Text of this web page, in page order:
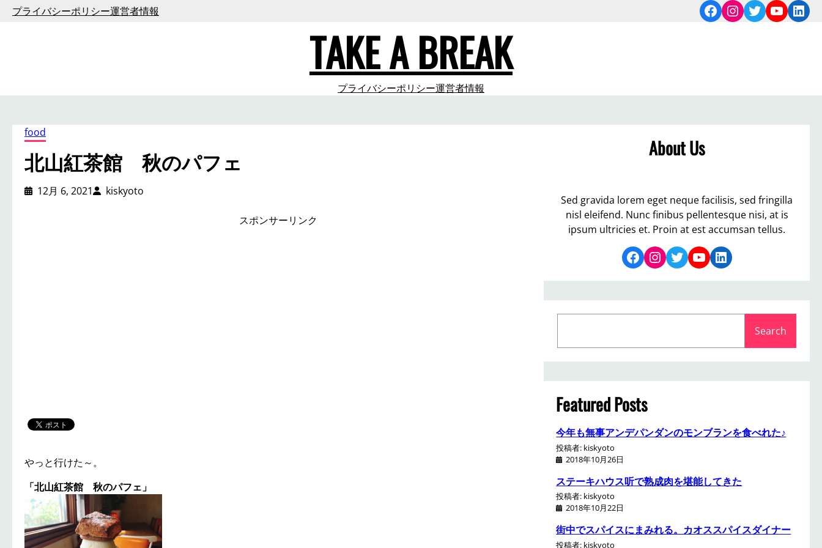
プ
プライバシーポリシー運営者情報 Facebook
Instagram
Twitter
TAKE A BREAK
プライバシーポリシー運営者情報
food
北山紅茶館 秋のパフェ
12月 6, 2021 kiskyoto
スポンサーリンク
やっと行けた～。
「北山紅茶館 秋のパフェ」
About Us
Sed gravida lorem eget neque facilisis, sed fringilla
nisl eleifend. Nunc finibus pellentesque nisi, at is
ipsum ultricies et. Proin at est accumsan tellus.
Facebook Instagram Twitter YouTube LinkedIn
a
r
c
h
Search
Featured Posts
今年も無事アンデパンダンのモンブランを食べれた♪
投稿者: kiskyoto
2018年10月26日
ステーキハウス听で熟成肉を堪能してきた
投稿者: kiskyoto
2018年10月22日
街中でスパイスにまみれる。カオススパイスダイナー
投稿者: kiskyoto